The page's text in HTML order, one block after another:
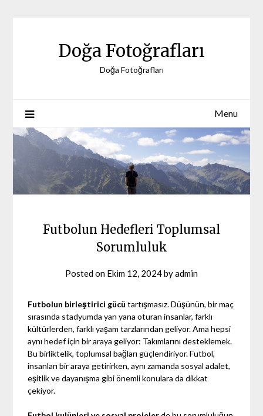
Doğa Fotoğrafları
Doğa Fotoğrafları
Menu
Futbolun Hedefleri Toplumsal
Sorumluluk
Posted on Ekim 12, 2024byadmin
Futbolun birleştirici gücü tartışmasız. Düşünün, bir maç
sırasında stadyumda yan yana oturan insanlar, farklı
kültürlerden, farklı yaşam tarzlarından geliyor. Ama hepsi
aynı hedef için bir araya geliyor: Takımlarını desteklemek.
Bu birliktelik, toplumsal bağları güçlendiriyor. Futbol,
insanları bir araya getirirken, aynı zamanda sosyal adalet,
eşitlik ve dayanışma gibi önemli konulara da dikkat
çekiyor.